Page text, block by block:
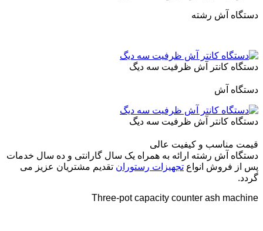
دستگاه آش رشته
دستگاه کانتر آش ظرفیت سه دیگ
دستگاه آش
دستگاه کانتر آش ظرفیت سه دیگ
قیمت مناسب و کیفیت عالی
دستگاه آش رشته ارائه به همراه یک سال گارانتی و ده سال خدمات
پس از فروش انواع تجهیزات رستوران تقدیم مشتریان عزیز می
گردد.
Three-pot capacity counter ash machine